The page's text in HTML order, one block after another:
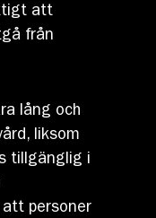
att
från
lång och
liksom
tillgänglig i
personer